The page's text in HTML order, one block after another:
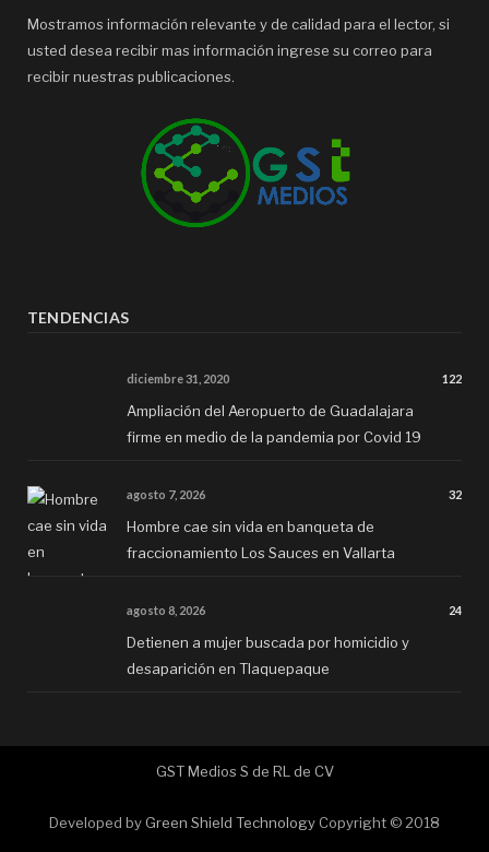
Mostramos información relevante y de calidad para el lector, si
usted desea recibir mas información ingrese su correo para
recibir nuestras publicaciones.
TENDENCIAS
diciembre 31, 2020 122
Ampliación del Aeropuerto de Guadalajara
firme en medio de la pandemia por Covid 19
agosto 7, 2026 32
Hombre cae sin vida en banqueta de
fraccionamiento Los Sauces en Vallarta
agosto 8, 2026 24
Detienen a mujer buscada por homicidio y
desaparición en Tlaquepaque
GST Medios S de RL de CV
Developed by Green Shield Technology Copyright © 2018